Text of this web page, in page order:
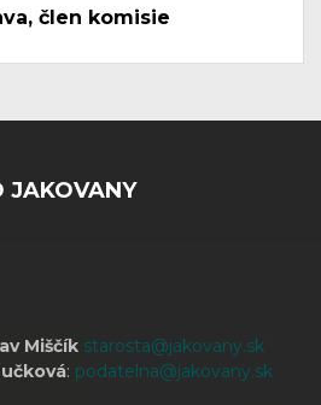
člen komisie
JAKOVANY
Miščík starosta@jakovany.sk
: podatelna@jakovany.sk